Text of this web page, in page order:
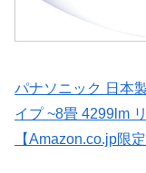
パナソニック 日本
イプ ~8畳 4299lm
【Amazon.co.jp限定